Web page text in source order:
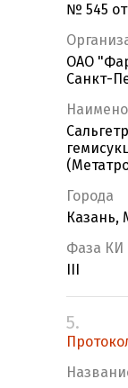
№ 545 от
ОАО
Санкт-
Города
Казань,
Фаза КИ
5.